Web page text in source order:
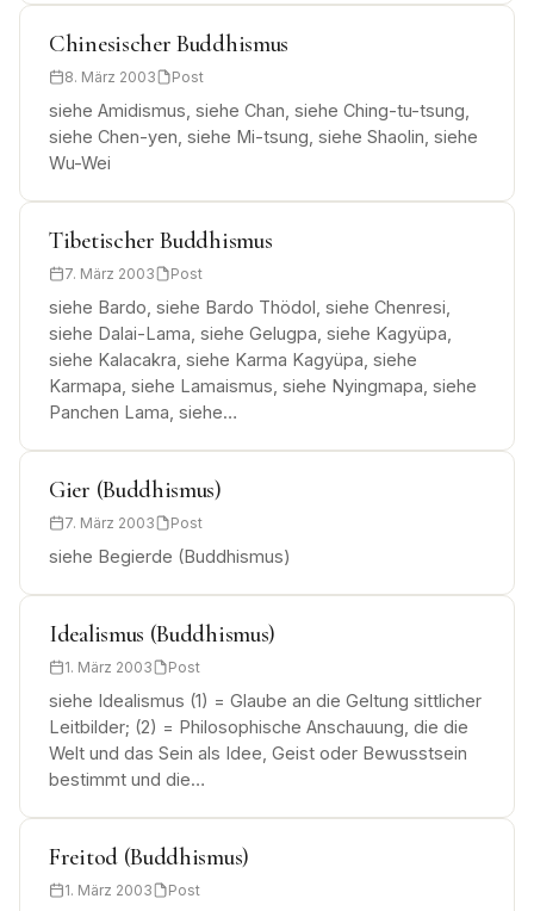
Chinesischer Buddhismus
8. März 2003 Post
siehe Amidismus, siehe Chan, siehe Ching-tu-tsung,
siehe Chen-yen, siehe Mi-tsung, siehe Shaolin, siehe
Wu-Wei
Tibetischer Buddhismus
7. März 2003 Post
siehe Bardo, siehe Bardo Thödol, siehe Chenresi,
siehe Dalai-Lama, siehe Gelugpa, siehe Kagyüpa,
siehe Kalacakra, siehe Karma Kagyüpa, siehe
Karmapa, siehe Lamaismus, siehe Nyingmapa, siehe
Panchen Lama, siehe…
Gier (Buddhismus)
7. März 2003 Post
siehe Begierde (Buddhismus)
Idealismus (Buddhismus)
1. März 2003 Post
siehe Idealismus (1) = Glaube an die Geltung sittlicher
Leitbilder; (2) = Philosophische Anschauung, die die
Welt und das Sein als Idee, Geist oder Bewusstsein
bestimmt und die…
Freitod (Buddhismus)
1. März 2003 Post